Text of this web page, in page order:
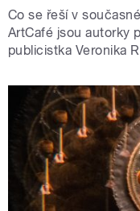
Co se řeší v
ArtCafé jsou autorky
publicistka Veronika